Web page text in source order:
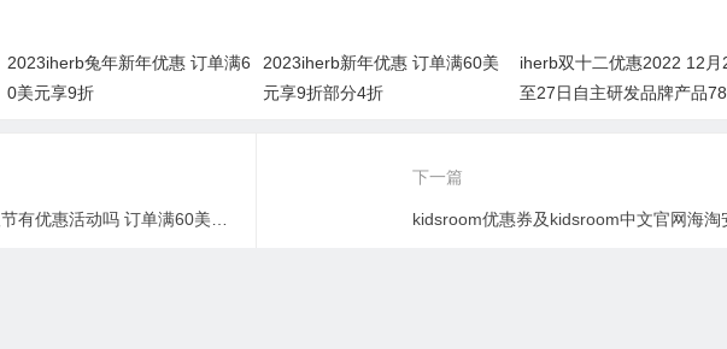
2023iherb兔年新年优惠 订单满6
0美元享9折
2023iherb新年优惠 订单满60美
元享9折部分4折
iherb双十二优惠2022 12月
至27日自主研发品牌产品
下一篇